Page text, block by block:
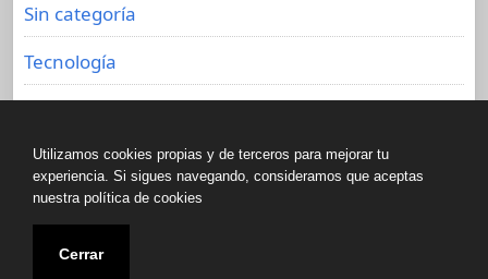
Sin categoría
Tecnología
Copyright © All rights reserved.
Utilizamos cookies propias y de terceros para mejorar tu
experiencia. Si sigues navegando, consideramos que aceptas
nuestra política de cookies
Cerrar